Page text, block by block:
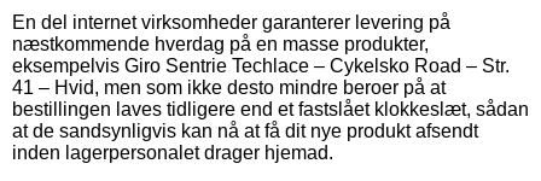
En del internet virksomheder garanterer levering på
næstkommende hverdag på en masse produkter,
eksempelvis Giro Sentrie Techlace – Cykelsko Road – Str.
41 – Hvid, men som ikke desto mindre beroer på at
bestillingen laves tidligere end et fastslået klokkeslæt, sådan
at de sandsynligvis kan nå at få dit nye produkt afsendt
inden lagerpersonalet drager hjemad.